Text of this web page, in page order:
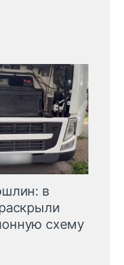
в
схему